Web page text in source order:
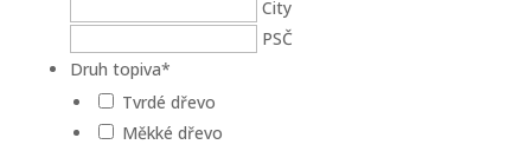
City
PSČ
Druh topiva*
Tvrdé dřevo
Měkké dřevo